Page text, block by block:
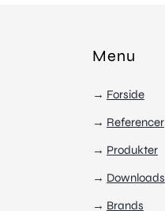
Menu
→ Forside
→ Referencer
→ Produkter
→ Downloads
→ Brands